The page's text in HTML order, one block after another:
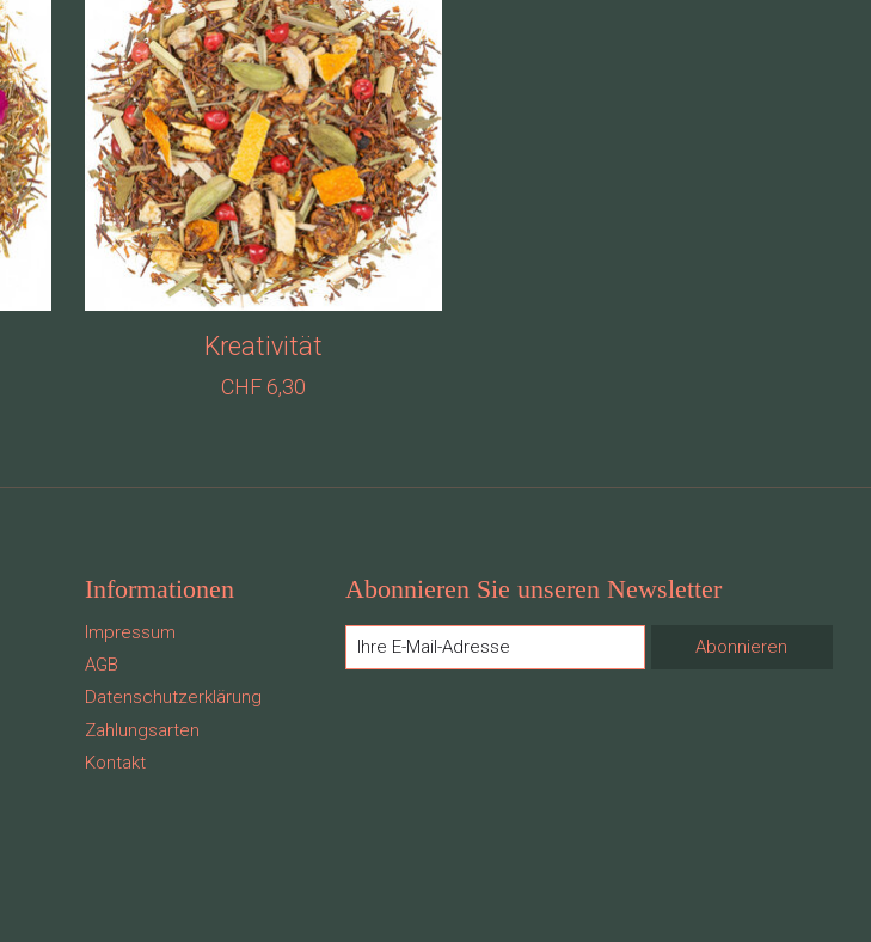
Kreativität
CHF 6,30
Informationen
Impressum
AGB
Datenschutzerklärung
Zahlungsarten
Kontakt
Abonnieren Sie unseren Newsletter
Abonnieren